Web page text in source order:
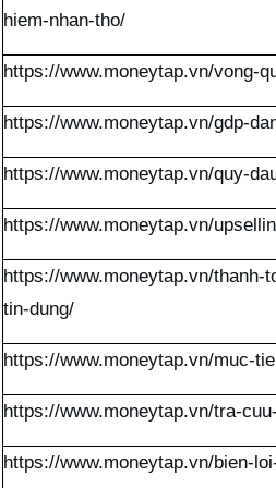
hiem-nhan-tho/
https://www.moneytap.vn/vong-
https://www.moneytap.vn/gdp-
https://www.moneytap.vn/quy-
https://www.moneytap.vn/
https://www.moneytap.vn/thanh-
tin-dung/
https://www.moneytap.vn/muc-
https://www.moneytap.vn/tra-
https://www.moneytap.vn/bien-